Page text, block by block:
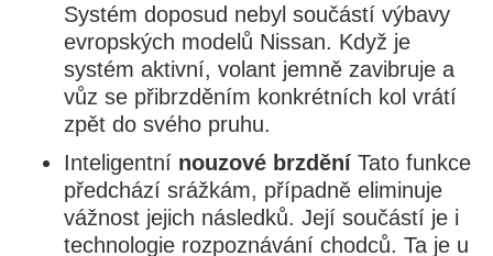
Systém doposud nebyl součástí výbavy
evropských modelů Nissan. Když je
systém aktivní, volant jemně zavibruje a
vůz se přibrzděním konkrétních kol vrátí
zpět do svého pruhu.
Inteligentní nouzové brzdění Tato funkce
předchází srážkám, případně eliminuje
vážnost jejich následků. Její součástí je i
technologie rozpoznávání chodců. Ta je u